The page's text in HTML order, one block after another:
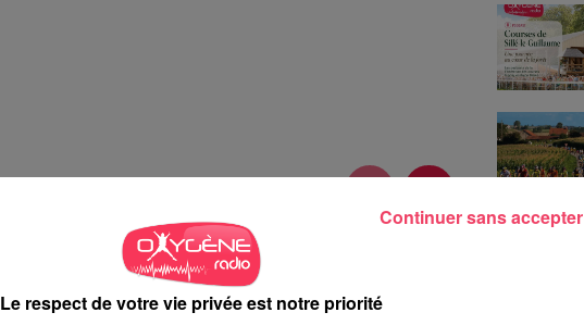
Le respect de votre vie privée est notre priorité
Continuer sans accepter